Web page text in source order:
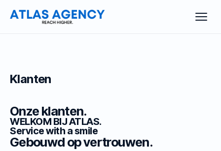
Klanten
Onze klanten.
WELKOM BIJ ATLAS.
Service with a smile
Gebouwd op vertrouwen.